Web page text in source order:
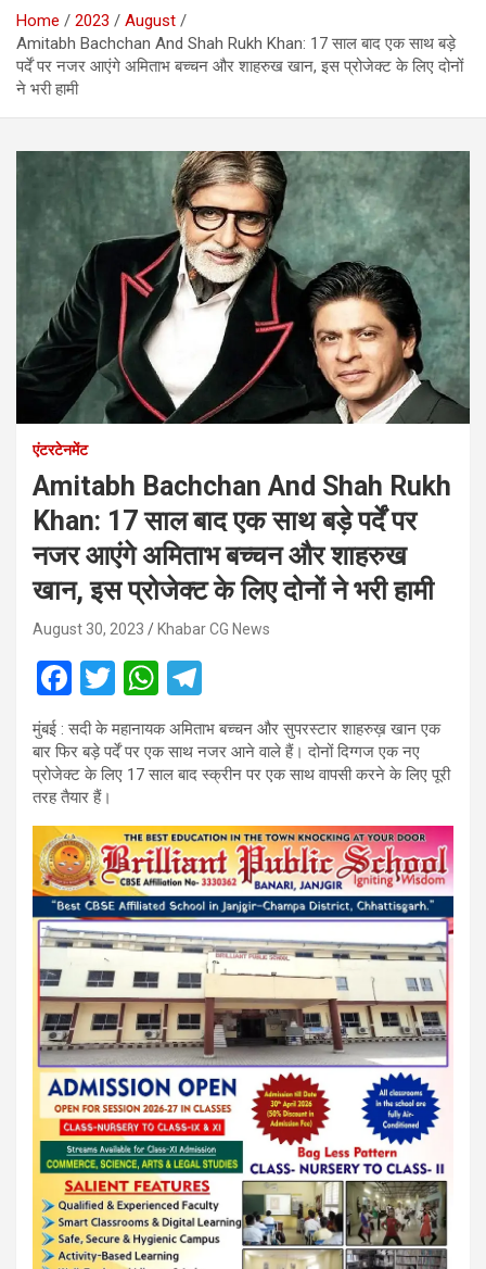
Home 2023
August
Amitabh Bachchan And Shah Rukh Khan: 17 साल बाद एक साथ बड़े
पर्दें पर नजर आएंगे अमिताभ बच्चन और शाहरुख खान, इस प्रोजेक्ट के लिए दोनों
ने भरी हामी
एंटरटेनमेंट
Amitabh Bachchan And Shah Rukh
Khan: 17 साल बाद एक साथ बड़े पर्दें पर
नजर आएंगे अमिताभ बच्चन और शाहरुख
खान, इस प्रोजेक्ट के लिए दोनों ने भरी हामी
August 30, 2023 Khabar CG News
F
a
ce
b
o
o
k
T
wi
tt
er
W
h
at
s
A
p
p
el
e
gr
a
m
मुंबई : सदी के महानायक अमिताभ बच्चन और सुपरस्टार शाहरुख़ खान एक
बार फिर बड़े पर्दें पर एक साथ नजर आने वाले हैं। दोनों दिग्गज एक नए
प्रोजेक्ट के लिए 17 साल बाद स्क्रीन पर एक साथ वापसी करने के लिए पूरी
तरह तैयार हैं।